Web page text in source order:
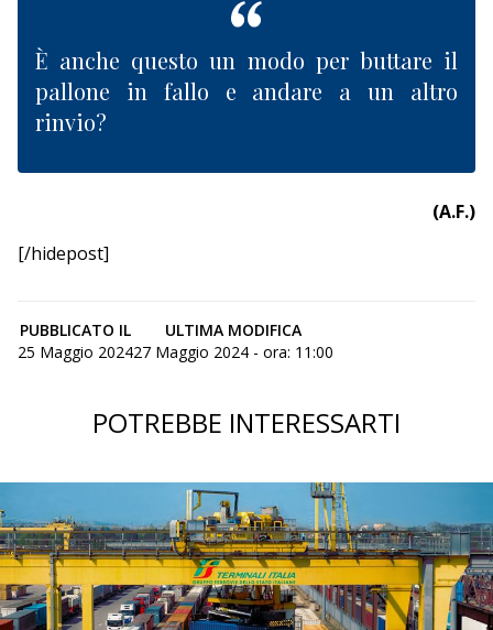
È anche questo un modo per buttare il
pallone in fallo e andare a un altro
rinvio?
(A.F.)
[/hidepost]
PUBBLICATO IL
25 Maggio 2024
ULTIMA MODIFICA
27 Maggio 2024 - ora: 11:00
POTREBBE INTERESSARTI